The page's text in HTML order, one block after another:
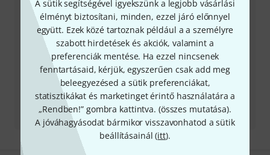
A sütik segítségével igyekszünk a legjobb vásárlási
élményt biztosítani, minden, ezzel járó előnnyel
együtt. Ezek közé tartoznak például a a személyre
szabott hirdetések és akciók, valamint a
preferenciák mentése. Ha ezzel nincsenek
fenntartásaid, kérjük, egyszerűen csak add meg
beleegyezésed a sütik preferenciákat,
statisztikákat és marketinget érintő használatára a
„Rendben!” gombra kattintva. (összes mutatása).
A jóváhagyásodat bármikor visszavonhatod a sütik
beállításainál (itt).
Visszahívást kérek
Még több elérhetőség
Termék visszaküldése
Minden kapcsolattartó